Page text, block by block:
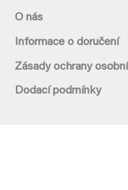
O nás
Informace o doručení
Zásady ochrany
Dodací podmínky